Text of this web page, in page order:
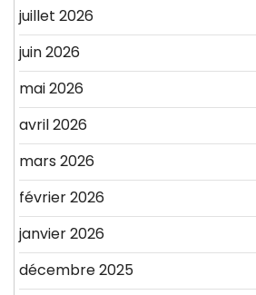
juillet 2026
juin 2026
mai 2026
avril 2026
mars 2026
février 2026
janvier 2026
décembre 2025